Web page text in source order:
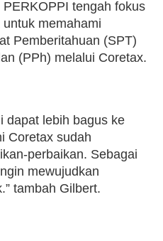
tengah fokus
memahami
Pemberitahuan (SPT)
(PPh) melalui Coretax.
dapat lebih bagus ke
Coretax sudah
perbaikan. Sebagai
mewujudkan
tambah Gilbert.